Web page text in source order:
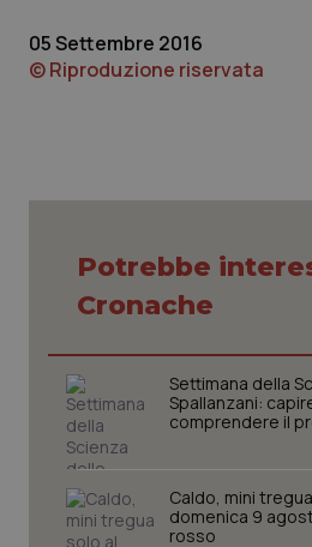
Piemonte
Sardegna
Sicilia
Toscana
Umbria
HIV
Malattia di Crohn &
Neuroscienze &
Obesità
Oftalmologia
05 Settembre 2016
© Riproduzione riservata
Potrebbe
Cronache
Settimana della
Spallanzani:
comprendere il
Caldo, mini
domenica 9
rosso